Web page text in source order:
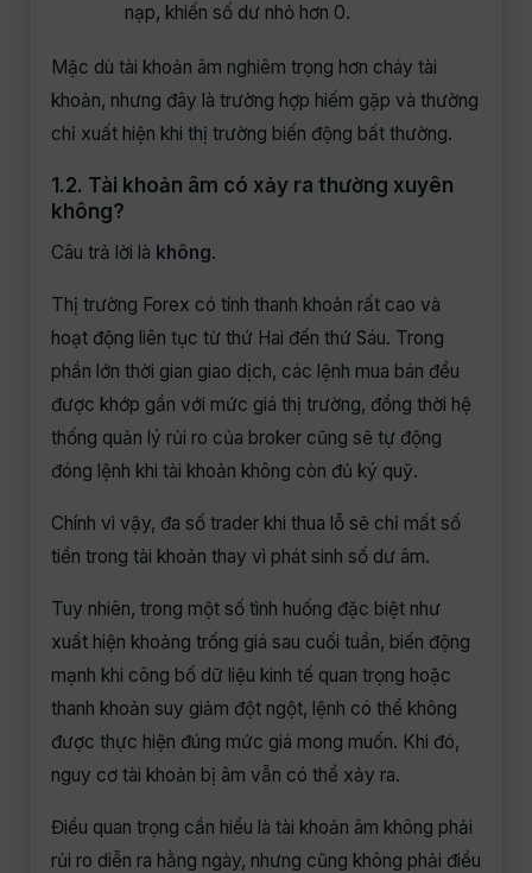
nạp, khiến số dư nhỏ hơn 0.
Mặc dù tài khoản âm nghiêm trọng hơn cháy tài
khoản, nhưng đây là trường hợp hiếm gặp và thường
chỉ xuất hiện khi thị trường biến động bất thường.
1.2. Tài khoản âm có xảy ra thường xuyên
không?
Câu trả lời là không.
Thị trường Forex có tính thanh khoản rất cao và
hoạt động liên tục từ thứ Hai đến thứ Sáu. Trong
phần lớn thời gian giao dịch, các lệnh mua bán đều
được khớp gần với mức giá thị trường, đồng thời hệ
thống quản lý rủi ro của broker cũng sẽ tự động
đóng lệnh khi tài khoản không còn đủ ký quỹ.
Chính vì vậy, đa số trader khi thua lỗ sẽ chỉ mất số
tiền trong tài khoản thay vì phát sinh số dư âm.
Tuy nhiên, trong một số tình huống đặc biệt như
xuất hiện khoảng trống giá sau cuối tuần, biến động
mạnh khi công bố dữ liệu kinh tế quan trọng hoặc
thanh khoản suy giảm đột ngột, lệnh có thể không
được thực hiện đúng mức giá mong muốn. Khi đó,
nguy cơ tài khoản bị âm vẫn có thể xảy ra.
Điều quan trọng cần hiểu là tài khoản âm không phải
rủi ro diễn ra hằng ngày, nhưng cũng không phải điều